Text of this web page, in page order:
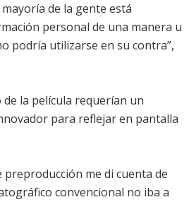
de la gente está
personal de una manera u
podría utilizarse en su contra”,
la película requerían un
para reflejar en pantalla
preproducción me di cuenta de
convencional no iba a